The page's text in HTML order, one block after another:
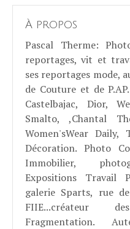
À propos
Pascal Therme:
reportages, vit et
ses reportages mode,
de Couture et de
Castelbajac, Dior,
Smalto, ,Chantal
Women'sWear Daily,
Décoration. Photo
Immobilier,
Expositions Travail
galerie Sparts, rue
FIIE...créateur
Fragmentation.